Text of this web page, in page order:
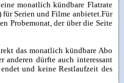
monatlich kündbare Flatrate
Serien und Filme anbietet.Für
Probemonat, der über die Seite
das monatlich kündbare Abo
dürfte auch interessant
und keine Restlaufzeit des